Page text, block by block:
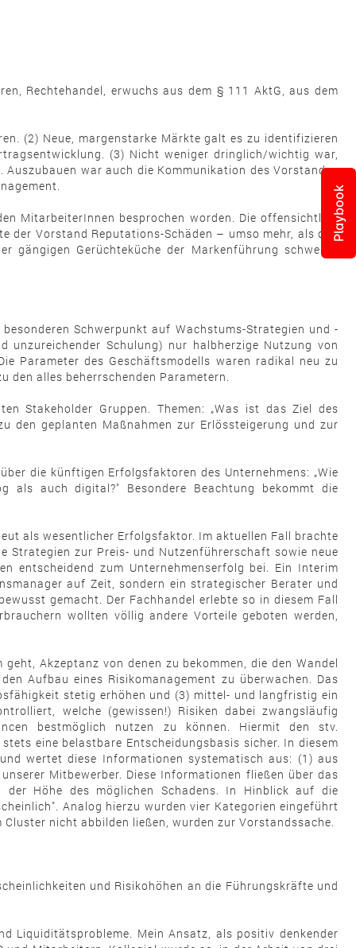
Rechtehandel, erwuchs aus dem § 111 AktG, aus dem
(2) Neue, margenstarke Märkte galt es zu identifizieren
(3) Nicht weniger dringlich/wichtig war,
war auch die Kommunikation des Vorstandes
MitarbeiterInnen besprochen worden. Die offensichtlich
der Vorstand Reputations-Schäden – umso mehr, als das
Gerüchteküche der Markenführung schweren
Schwerpunkt auf Wachstums-Strategien und -
unzureichender Schulung) nur halbherzige Nutzung von
Parameter des Geschäftsmodells waren radikal neu zu
den alles beherrschenden Parametern.
Stakeholder Gruppen. Themen: „Was ist das Ziel des
den geplanten Maßnahmen zur Erlössteigerung und zur
die künftigen Erfolgsfaktoren des Unternehmens: „Wie
als auch digital?" Besondere Beachtung bekommt die
als wesentlicher Erfolgsfaktor. Im aktuellen Fall brachte
Strategien zur Preis- und Nutzenführerschaft sowie neue
entscheidend zum Unternehmenserfolg bei. Ein Interim
auf Zeit, sondern ein strategischer Berater und
gemacht. Der Fachhandel erlebte so in diesem Fall
wollten völlig andere Vorteile geboten werden,
Akzeptanz von denen zu bekommen, die den Wandel
Aufbau eines Risikomanagement zu überwachen. Das
stetig erhöhen und (3) mittel- und langfristig ein
welche (gewissen!) Risiken dabei zwangsläufig
bestmöglich nutzen zu können. Hiermit den stv.
eine belastbare Entscheidungsbasis sicher. In diesem
wertet diese Informationen systematisch aus: (1) aus
Mitbewerber. Diese Informationen fließen über das
Höhe des möglichen Schadens. In Hinblick auf die
Analog hierzu wurden vier Kategorien eingeführt
nicht abbilden ließen, wurden zur Vorstandssache.
und Risikohöhen an die Führungskräfte und
Liquiditätsprobleme. Mein Ansatz, als positiv denkender
Playbook